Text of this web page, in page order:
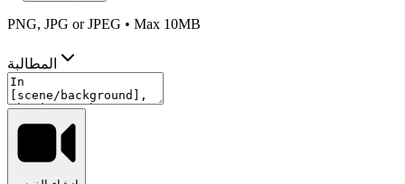
PNG, JPG or JPEG • Max 10MB
المطالبة